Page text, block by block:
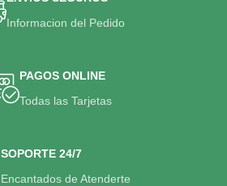
Informacion del Pedido
PAGOS ONLINE
Todas las Tarjetas
SOPORTE 24/7
Encantados de Atenderte